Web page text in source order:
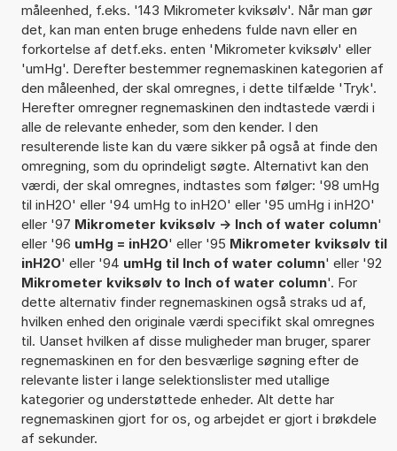
måleenhed, f.eks. '143 Mikrometer kviksølv'. Når man gør
det, kan man enten bruge enhedens fulde navn eller en
forkortelse af detf.eks. enten 'Mikrometer kviksølv' eller
'umHg'. Derefter bestemmer regnemaskinen kategorien af
den måleenhed, der skal omregnes, i dette tilfælde 'Tryk'.
Herefter omregner regnemaskinen den indtastede værdi i
alle de relevante enheder, som den kender. I den
resulterende liste kan du være sikker på også at finde den
omregning, som du oprindeligt søgte. Alternativt kan den
værdi, der skal omregnes, indtastes som følger: '98 umHg
til inH2O' eller '94 umHg to inH2O' eller '95 umHg i inH2O'
eller '97 Mikrometer kviksølv -> Inch of water column'
eller '96 umHg = inH2O' eller '95 Mikrometer kviksølv til
inH2O' eller '94 umHg til Inch of water column' eller '92
Mikrometer kviksølv to Inch of water column'. For
dette alternativ finder regnemaskinen også straks ud af,
hvilken enhed den originale værdi specifikt skal omregnes
til. Uanset hvilken af disse muligheder man bruger, sparer
regnemaskinen en for den besværlige søgning efter de
relevante lister i lange selektionslister med utallige
kategorier og understøttede enheder. Alt dette har
regnemaskinen gjort for os, og arbejdet er gjort i brøkdele
af sekunder.